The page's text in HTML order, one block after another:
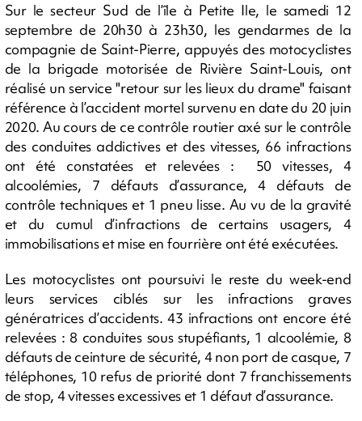
Sur le secteur Sud de l’île à Petite Ile, le samedi 12
septembre de 20h30 à 23h30, les gendarmes de la
compagnie de Saint-Pierre, appuyés des motocyclistes
de la brigade motorisée de Rivière Saint-Louis, ont
réalisé un service "retour sur les lieux du drame" faisant
référence à l’accident mortel survenu en date du 20 juin
2020. Au cours de ce contrôle routier axé sur le contrôle
des conduites addictives et des vitesses, 66 infractions
ont été constatées et relevées : 50 vitesses, 4
alcoolémies, 7 défauts d’assurance, 4 défauts de
contrôle techniques et 1 pneu lisse. Au vu de la gravité
et du cumul d’infractions de certains usagers, 4
immobilisations et mise en fourrière ont été exécutées.
Les motocyclistes ont poursuivi le reste du week-end
leurs services ciblés sur les infractions graves
génératrices d’accidents. 43 infractions ont encore été
relevées : 8 conduites sous stupéfiants, 1 alcoolémie, 8
défauts de ceinture de sécurité, 4 non port de casque, 7
téléphones, 10 refus de priorité dont 7 franchissements
de stop, 4 vitesses excessives et 1 défaut d’assurance.